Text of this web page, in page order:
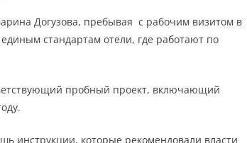
Догузова, пребывая с рабочим визитом в
стандартам отели, где работают по
пробный проект, включающий
инструкции, которые рекомендовали власти